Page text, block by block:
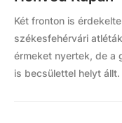
Két fronton is
székesfehérvári
érmeket nyertek, de a
is becsülettel helyt állt.